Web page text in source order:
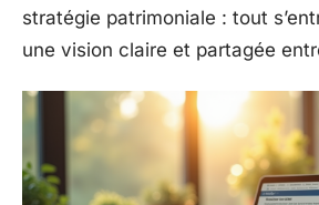
stratégie patrimoniale : tout
une vision claire et partagée